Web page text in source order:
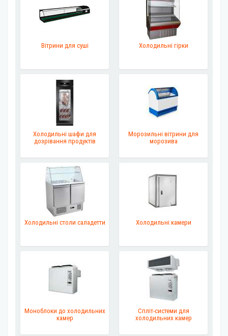
Вітрини для суші Холодильні гірки
Холодильні шафи для
дозрівання продуктів
Морозильні вітрини для
морозива
Холодильні столи саладетти Холодильні камери
Моноблоки до холодильних
камер
Спліт-системи для
холодильних камер